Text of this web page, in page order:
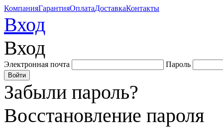
КомпанияГарантияОплатаДоставкаКонтакты
Вход
Вход
Электронная почта Пароль
Забыли пароль?
Восстановление пароля